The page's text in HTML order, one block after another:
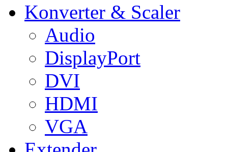
Konverter & Scaler
Audio
DisplayPort
DVI
HDMI
VGA